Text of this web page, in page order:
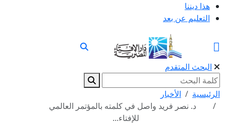
هذا ديننا
التعليم عن بعد
البحث المتقدم
الرئيسية
الأخبار
د. نصر فريد واصل في كلمته بالمؤتمر العالمي
للإفتاء...